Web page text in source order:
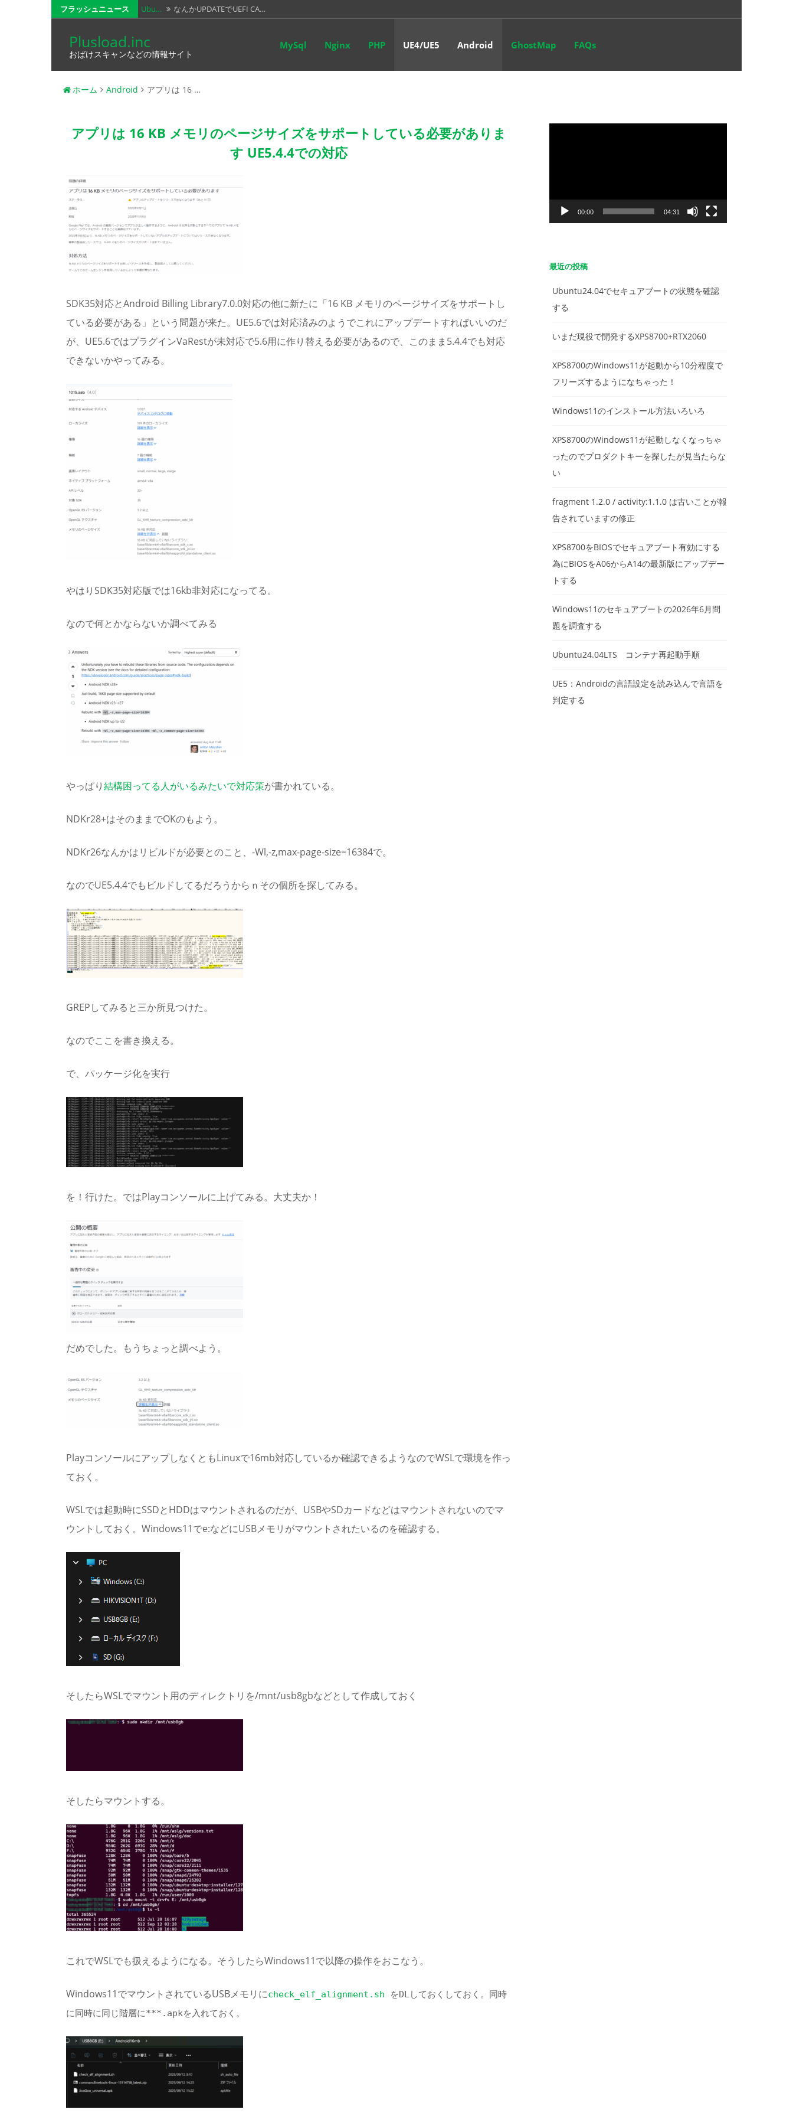
ツ
フラッシュニュース Ubu… なんかUPDATEでUEFI CA…
XPS… なんかWindows11が起動して…
Plusload.inc
おばけスキャンなどの情報サイト
MySql Nginx PHP UE4/UE5 Android GhostMap FAQs
ホーム Android アプリは 16 …
アプリは 16 KB メモリのページサイズをサポートしている必要がありま
す UE5.4.4での対応
SDK35対応とAndroid Billing Library7.0.0対応の他に新たに「16 KB メモリのページサイズをサポートし
ている必要がある」という問題が来た。UE5.6では対応済みのようでこれにアップデートすればいいのだ
が、UE5.6ではプラグインVaRestが未対応で5.6用に作り替える必要があるので、このまま5.4.4でも対応
できないかやってみる。
やはりSDK35対応版では16kb非対応になってる。
なので何とかならないか調べてみる
やっぱり結構困ってる人がいるみたいで対応策が書かれている。
NDKr28+はそのままでOKのもよう。
NDKr26なんかはリビルドが必要とのこと、-Wl,-z,max-page-size=16384で。
なのでUE5.4.4でもビルドしてるだろうからｎその個所を探してみる。
GREPしてみると三か所見つけた。
なのでここを書き換える。
で、パッケージ化を実行
を！行けた。ではPlayコンソールに上げてみる。大丈夫か！
だめでした。もうちょっと調べよう。
PlayコンソールにアップしなくともLinuxで16mb対応しているか確認できるようなのでWSLで環境を作っ
ておく。
WSLでは起動時にSSDとHDDはマウントされるのだが、USBやSDカードなどはマウントされないのでマ
ウントしておく。Windows11でe:などにUSBメモリがマウントされたいるのを確認する。
そしたらWSLでマウント用のディレクトリを/mnt/usb8gbなどとして作成しておく
そしたらマウントする。
これでWSLでも扱えるようになる。そうしたらWindows11で以降の操作をおこなう。
Windows11でマウントされているUSBメモリにcheck_elf_alignment.sh をDLしておくしておく。同時
に同時に同じ階層に***.apkを入れておく。
ー
00:00 04:31
最近の投稿
Ubuntu24.04でセキュアブートの状態を確認
する
いまだ現役で開発するXPS8700+RTX2060
XPS8700のWindows11が起動から10分程度で
フリーズするようになちゃった！
Windows11のインストール方法いろいろ
XPS8700のWindows11が起動しなくなっちゃ
ったのでプロダクトキーを探したが見当たらな
い
fragment 1.2.0 / activity:1.1.0 は古いことが報
告されていますの修正
XPS8700をBIOSでセキュアブート有効にする
為にBIOSをA06からA14の最新版にアップデー
トする
Windows11のセキュアブートの2026年6月問
題を調査する
Ubuntu24.04LTS コンテナ再起動手順
UE5：Androidの言語設定を読み込んで言語を
判定する